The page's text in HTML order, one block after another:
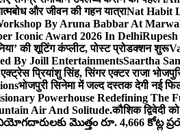
और जीवन की गहन यात्राNat Habit
By Aruna Babbar At
Iconic Award 2026 In Delhi
की शूटिंग कंप्लीट, पोस्ट प्रोडक्शन शुरू
By Joill EntertainmentsSaartha
प्रियांशु सिंह, सिंगर एक्टर राजा
भोजपुरी सिनेमा में जल्द दस्तक देगी नई
Powerhouse Redefining The
Air And Solitude.कौशिक द्विवेदी
మొత్తం రూ. 4,666 కోట్ల